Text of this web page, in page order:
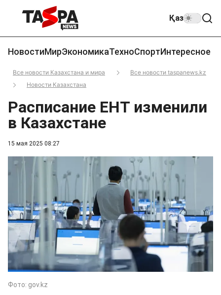
Қаз
НовостиМирЭкономикаТехноСпортИнтересное
Все новости Казахстана и мира
Все новости taspanews.kz
Новости Казахстана
15 мая 2025 08:27
Расписание ЕНТ изменили
в Казахстане
Фото: gov.kz